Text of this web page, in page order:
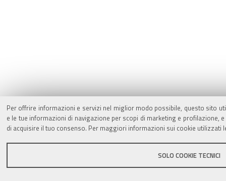
Per offrire informazioni e servizi nel miglior modo possibile, questo sito
e le tue informazioni di navigazione per scopi di marketing e
di acquisire il tuo consenso. Per maggiori informazioni sui cookie utilizzati
SOLO COOKIE TECNICI